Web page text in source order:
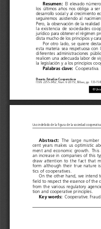
Resumen: El  elevado
los  últimos  años  nos  obliga  a
desarrollo social y al crecimiento
seguiremos  asistiendo  al
Pero, la observación de la
la  existencia  de  sociedades
jurídico para obtener el régimen
dista mucho de los principios y
Por  otro  lado,  se  quiere
esta  materia  sea  respetuosa  con
diferentes  administraciones
realicen una adecuada labor de
la legislación y a los principios
Palabras clave: Cooperativa.
©
Deusto Estudios Cooperativos
ISSN: 2255-3452, Núm. 6 (2015), Bilbao, pp. 133-158
Uso indebido de la figura de la sociedad cooperativa
Abstract:
The  large  number
cent  years  makes  us  optimistic
ment  and  economic  growth.  This
an increase in companies of this
draw  attention  to  the  fact  that
form  although  their  true  nature
tics of cooperatives.
On the other hand, we intend
field to respect the essence of the
from the various regulatory
tion and cooperative principles.
Key words: Cooperative.